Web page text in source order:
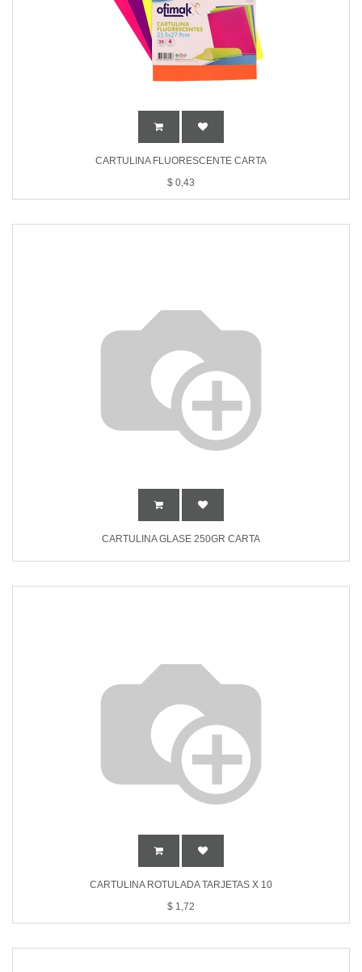
CARTULINA FLUORESCENTE CARTA
$ 0,43
CARTULINA GLASE 250GR CARTA
CARTULINA ROTULADA TARJETAS X 10
$ 1,72